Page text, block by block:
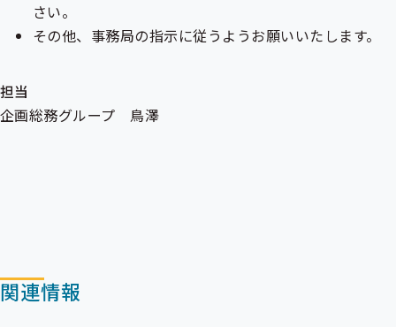
さい。
その他、事務局の指示に従うようお願いいたします。
担当
企画総務グループ 鳥澤
関連情報